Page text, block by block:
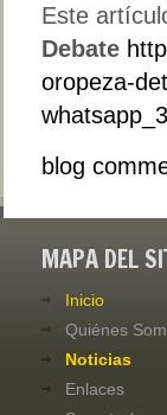
Este
Debate
oropeza-
blog
MAPA DEL
Inicio
Quiénes
Noticias
Enlaces